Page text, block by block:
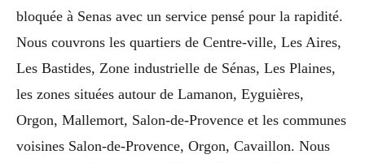
bloquée à Senas avec un service pensé pour la rapidité.
Nous couvrons les quartiers de Centre-ville, Les Aires,
Les Bastides, Zone industrielle de Sénas, Les Plaines,
les zones situées autour de Lamanon, Eyguières,
Orgon, Mallemort, Salon-de-Provence et les communes
voisines Salon-de-Provence, Orgon, Cavaillon. Nous